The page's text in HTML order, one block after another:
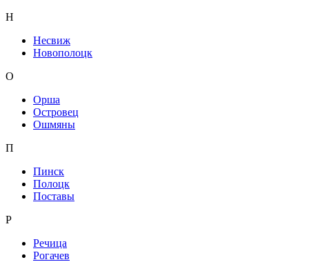
Н
Несвиж
Новополоцк
О
Орша
Островец
Ошмяны
П
Пинск
Полоцк
Поставы
Р
Речица
Рогачев